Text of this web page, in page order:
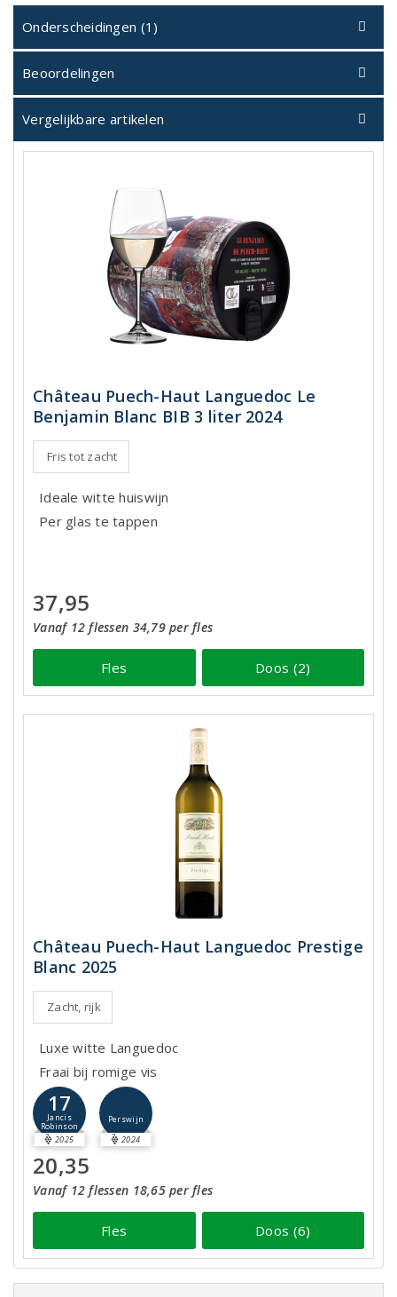
Onderscheidingen (1)
Beoordelingen
Vergelijkbare artikelen
Château Puech-Haut Languedoc Le
Benjamin Blanc BIB 3 liter 2024
Fris tot zacht
Ideale witte huiswijn
Per glas te tappen
37,95
Vanaf 12 flessen 34,79 per fles
Fles Doos (2)
Château Puech-Haut Languedoc Prestige
Blanc 2025
Zacht, rijk
Luxe witte Languedoc
Fraai bij romige vis
17
Jancis
Robinson
2025
Perswijn
2024
20,35
Vanaf 12 flessen 18,65 per fles
Fles Doos (6)